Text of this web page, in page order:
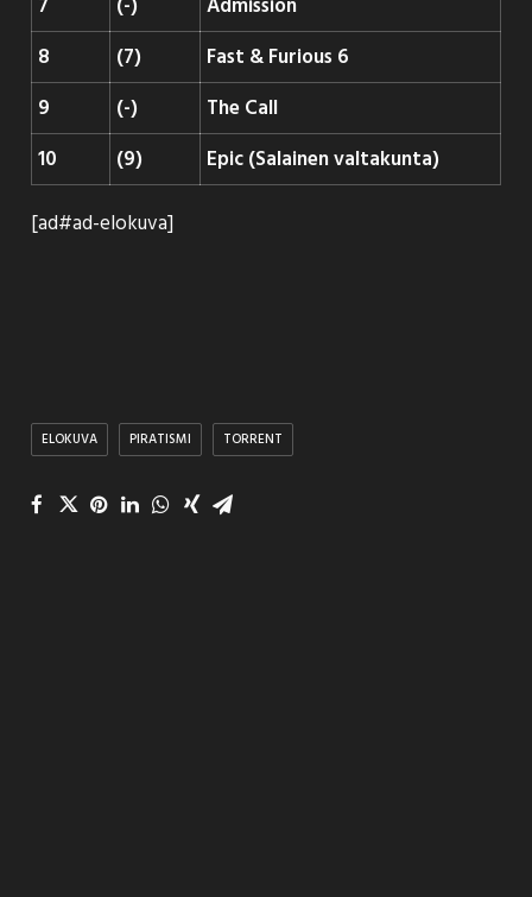
7
(-)
Admission
8
(7)
Fast & Furious 6
9
(-)
The Call
10
(9)
Epic (Salainen valtakunta)
[ad#ad-elokuva]
ELOKUVA PIRATISMI TORRENT